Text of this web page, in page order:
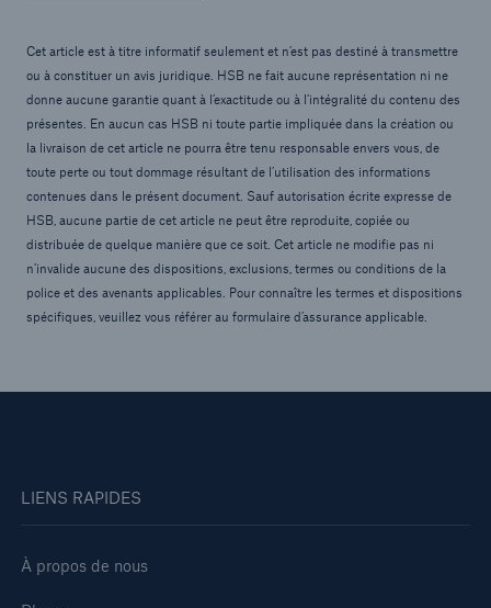
Cet article est à titre informatif seulement et n’est pas destiné à transmettre
ou à constituer un avis juridique. HSB ne fait aucune représentation ni ne
donne aucune garantie quant à l’exactitude ou à l’intégralité du contenu des
présentes. En aucun cas HSB ni toute partie impliquée dans la création ou
la livraison de cet article ne pourra être tenu responsable envers vous, de
toute perte ou tout dommage résultant de l’utilisation des informations
contenues dans le présent document. Sauf autorisation écrite expresse de
HSB, aucune partie de cet article ne peut être reproduite, copiée ou
distribuée de quelque manière que ce soit. Cet article ne modifie pas ni
n’invalide aucune des dispositions, exclusions, termes ou conditions de la
police et des avenants applicables. Pour connaître les termes et dispositions
spécifiques, veuillez vous référer au formulaire d’assurance applicable.
LIENS RAPIDES
À propos de nous